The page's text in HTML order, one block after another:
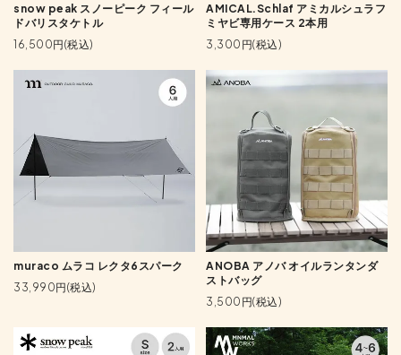
snow peak スノーピーク フィール
ドバリスタケトル
16,500円(税込)
AMICAL.Schlaf アミカルシュラフ
ミヤビ専用ケース 2本用
3,300円(税込)
muraco ムラコ レクタ6スパーク
33,990円(税込)
ANOBA アノバ オイルランタンダ
ストバッグ
3,500円(税込)